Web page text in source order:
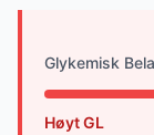
Glykemisk
Høyt GL